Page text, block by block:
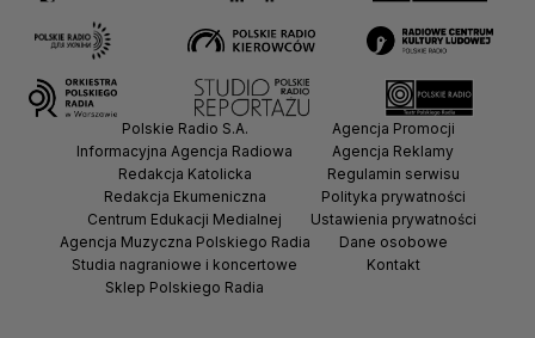
Polskie Radio S.A.
Informacyjna Agencja Radiowa
Redakcja Katolicka
Redakcja Ekumeniczna
Centrum Edukacji Medialnej
Agencja Muzyczna Polskiego Radia
Studia nagraniowe i koncertowe
Sklep Polskiego Radia
Agencja Promocji
Agencja Reklamy
Regulamin serwisu
Polityka prywatności
Ustawienia prywatności
Dane osobowe
Kontakt